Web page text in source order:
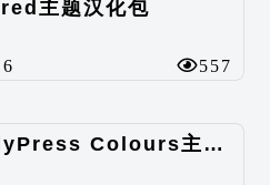
主题汉化包
557
BuddyPress Colours主题汉化包